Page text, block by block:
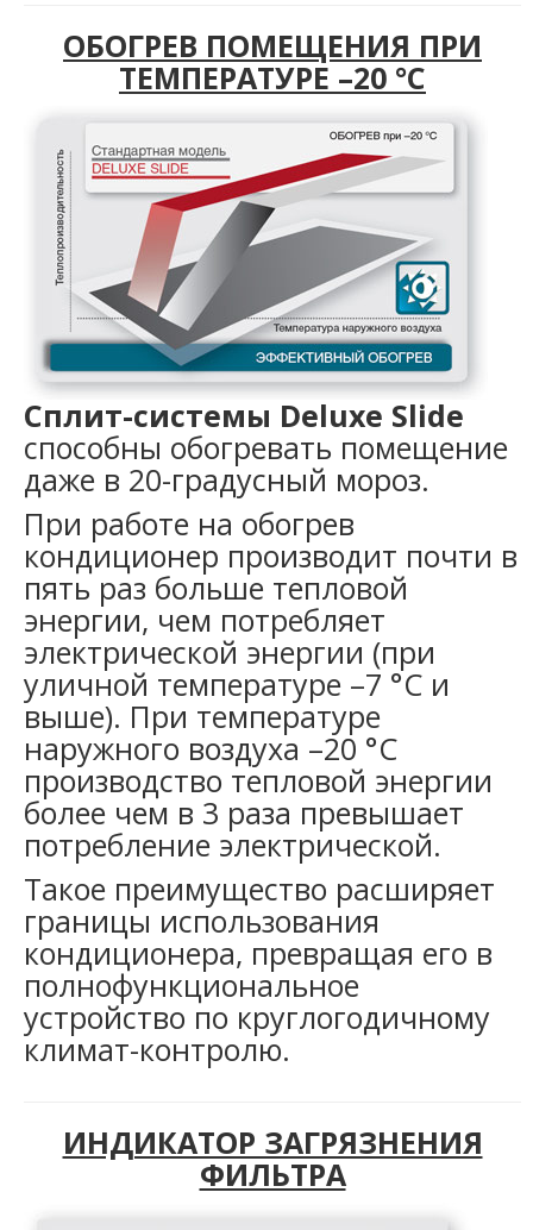
ОБОГРЕВ ПОМЕЩЕНИЯ ПРИ
ТЕМПЕРАТУРЕ –20 °С
Сплит-системы Deluxe Slide
способны обогревать помещение
даже в 20-градусный мороз.
При работе на обогрев
кондиционер производит почти в
пять раз больше тепловой
энергии, чем потребляет
электрической энергии (при
уличной температуре –7 °С и
выше). При температуре
наружного воздуха –20 °С
производство тепловой энергии
более чем в 3 раза превышает
потребление электрической.
Такое преимущество расширяет
границы использования
кондиционера, превращая его в
полнофункциональное
устройство по круглогодичному
климат-контролю.
ИНДИКАТОР ЗАГРЯЗНЕНИЯ
ФИЛЬТРА